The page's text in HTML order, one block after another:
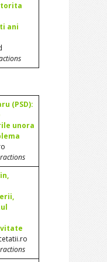
ani
(PSD):
unora